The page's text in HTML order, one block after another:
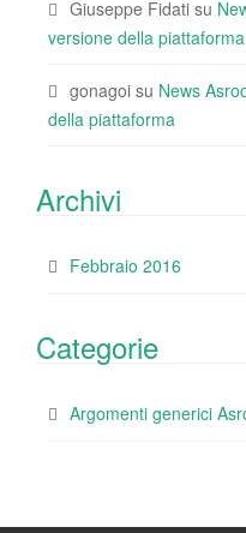
Giuseppe Fidati su
versione della piattaforma
gonagoi su News
della piattaforma
Archivi
Febbraio 2016
Categorie
Argomenti generici